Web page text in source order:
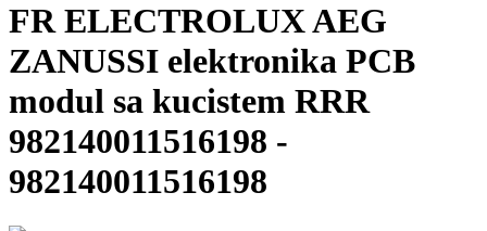
FR ELECTROLUX AEG
ZANUSSI elektronika PCB
modul sa kucistem RRR
982140011516198 -
982140011516198